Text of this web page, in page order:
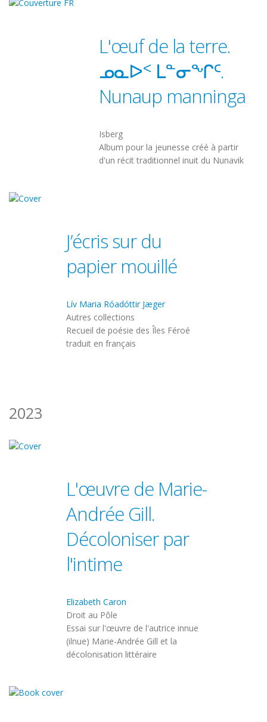
L'œuf de la terre.
ᓄᓇᐅᑉ ᒪᓐᓂᖏᑦ.
Nunaup manninga
Isberg
Album pour la jeunesse créé à partir
d'un récit traditionnel inuit du Nunavik
J’écris sur du
papier mouillé
Lív Maria Róadóttir Jæger
Autres collections
Recueil de poésie des Îles Féroé
traduit en français
2023
L'œuvre de Marie-
Andrée Gill.
Décoloniser par
l'intime
Elizabeth Caron
Droit au Pôle
Essai sur l'œuvre de l'autrice innue
(ilnue) Marie-Andrée Gill et la
décolonisation littéraire